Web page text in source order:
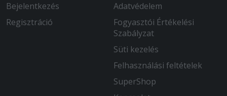
Bejelentkezés
Regisztráció
Adatvédelem
Fogyasztói Értékelési
Szabályzat
Süti kezelés
Felhasználási feltételek
SuperShop